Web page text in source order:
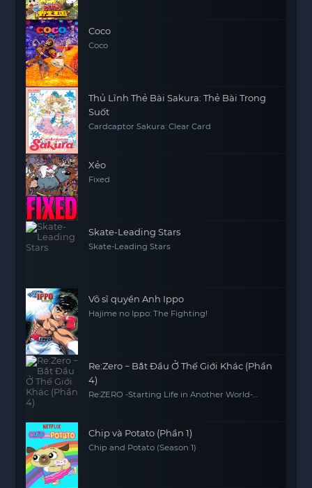
Coco
Coco
Thủ Lĩnh Thẻ Bài Sakura: Thẻ Bài Trong
Suốt
Cardcaptor Sakura: Clear Card
Xẻo
Fixed
Skate-Leading Stars
Skate-Leading Stars
Võ sĩ quyền Anh Ippo
Hajime no Ippo: The Fighting!
Re:Zero − Bắt Đầu Ở Thế Giới Khác (Phần
4)
Re:ZERO -Starting Life in Another World-
Chip và Potato (Phần 1)
Chip and Potato (Season 1)